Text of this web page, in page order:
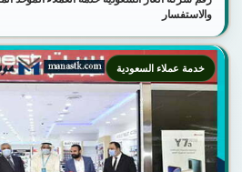
والاستفسار
خدمة عملاء السعودية